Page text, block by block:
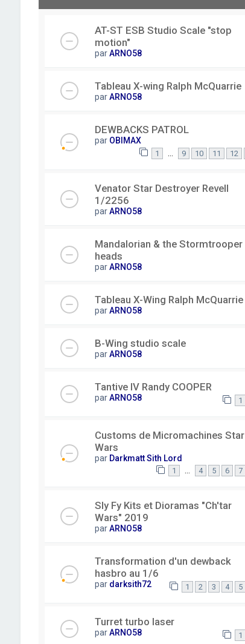
AT-ST ESB Studio Scale "stop
motion"
parARNO58
Tableau X-wing Ralph McQuarrie
parARNO58
DEWBACKS PATROL
par OBIMAX
1 9 10 11 12
Venator Star Destroyer Revell
1/2256
parARNO58
Mandalorian & the Stormtrooper
heads
parARNO58
Tableau X-Wing Ralph McQuarrie
parARNO58
B-Wing studio scale
parARNO58
Tantive IV Randy COOPER
parARNO58 1
Customs de Micromachines Star
Wars
par Darkmatt Sith Lord
1 4 5 6 7
Sly Fy Kits et Dioramas "Ch'tar
Wars" 2019
parARNO58
Transformation d'un dewback
hasbro au 1/6
par darksith72 1 2 3 4 5
Turret turbo laser
parARNO58 1